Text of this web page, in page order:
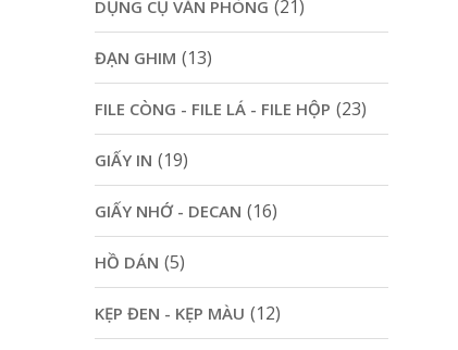
DỤNG CỤ VĂN PHÒNG (21)
ĐẠN GHIM (13)
FILE CÒNG - FILE LÁ - FILE HỘP (23)
GIẤY IN (19)
GIẤY NHỚ - DECAN (16)
HỒ DÁN (5)
KẸP ĐEN - KẸP MÀU (12)